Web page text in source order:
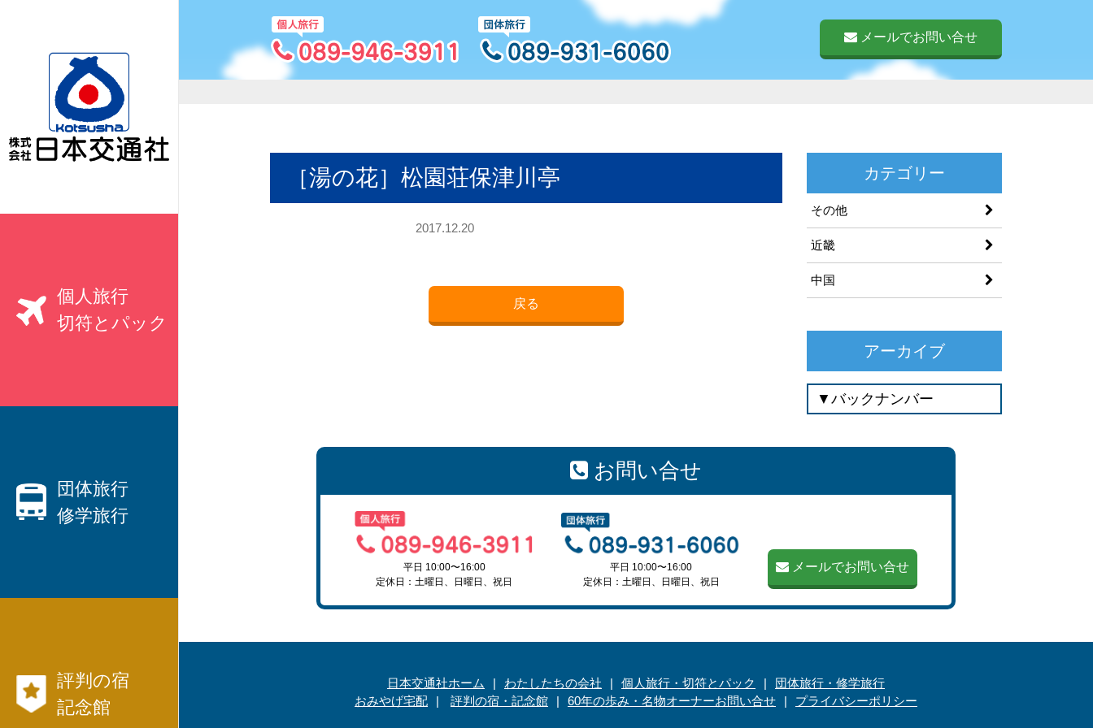
個人旅行
切符とパック
国内旅行
から
ェリー等切符
も発行出来ます。
団体旅行
修学旅行
国内旅行モデル
コース
評判の宿
記念館
メールでお問い合せ
［湯の花］松園荘保津川亭
2017.12.20
戻る
カテゴリー
その他
近畿
中国
アーカイブ
お問い合せ
平日 10:00〜16:00
定休日：土曜日、日曜日、祝日
平日 10:00〜16:00
定休日：土曜日、日曜日、祝日
メールでお問い合せ
日本交通社ホーム わたしたちの会社 個人旅行・切符とパック
団体旅行・修学旅行
おみやげ宅配
評判の宿・記念館 60年の歩み・名物オーナーお問い合せ プライバシーポリシー